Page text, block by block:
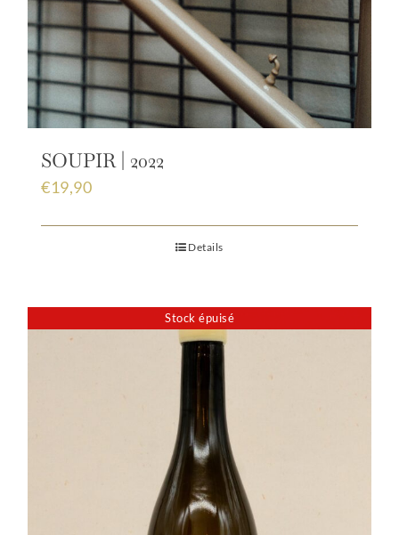
SOUPIR | 2022
€19,90
Details
Stock épuisé